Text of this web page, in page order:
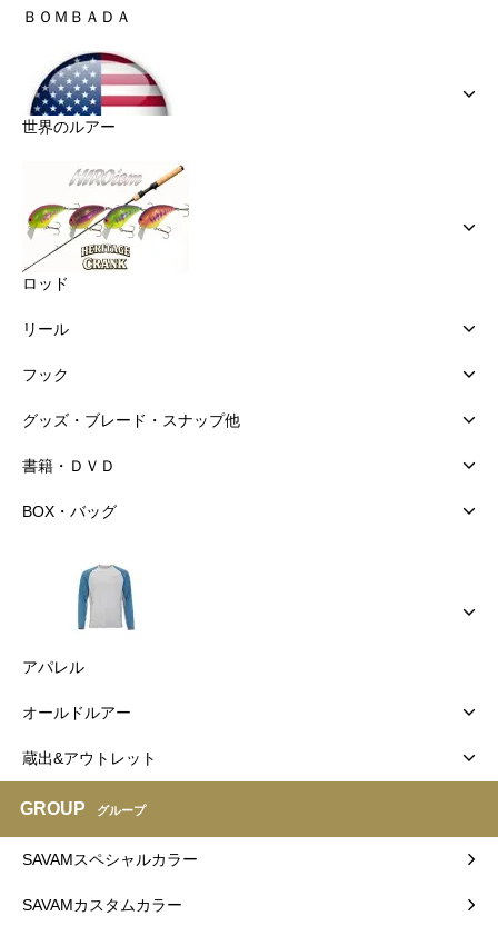
ＢＯＭＢＡＤＡ
世界のルアー
ロッド
リール
フック
グッズ・ブレード・スナップ他
書籍・ＤＶＤ
BOX・バッグ
アパレル
オールドルアー
蔵出&アウトレット
GROUP グループ
SAVAMスペシャルカラー
SAVAMカスタムカラー